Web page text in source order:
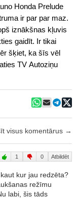
Honda Prelude
ir par par maz.
iznākšnas kļuvis
gaidīt. Ir tikai
šķiet, ka šīs vēl
TV Autoziņu
visus komentārus →
1 0 Atbildēt
kur jau redzēta?
režīmu
labi, šis tāds